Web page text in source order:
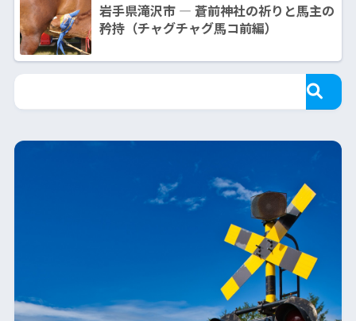
岩手県滝沢市 ― 蒼前神社の祈りと馬主の
矜持（チャグチャグ馬コ前編）